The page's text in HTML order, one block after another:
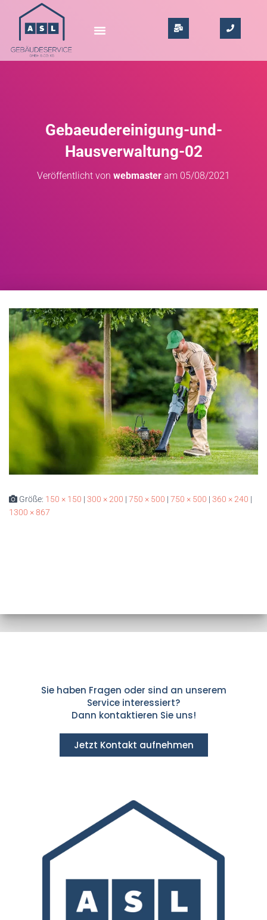
Gebaeudereinigung-und-
Hausverwaltung-02
Veröffentlicht von webmaster am 05/08/2021
Größe: 150 × 150 | 300 × 200 | 750 × 500 | 750 × 500 | 360 × 240 |
1300 × 867
Sie haben Fragen oder sind an unserem
Service interessiert?
Dann kontaktieren Sie uns!
Jetzt Kontakt aufnehmen